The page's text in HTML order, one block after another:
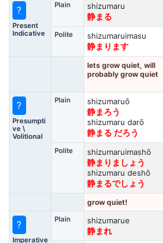
?
Present
Indicative
Plain
shizumaru
静まる
Polite
shizumaruimasu
静まります
lets grow quiet, will
probably grow quiet
?
Presumpti
ve \
Volitional
Plain
shizumaruō
静まろう
shizumaru darō
静まる だろう
Polite
shizumaruimashō
静まりましょう
shizumaru deshō
静まるでしょう
grow quiet!
?
Imperative
Plain
shizumarue
静まれ